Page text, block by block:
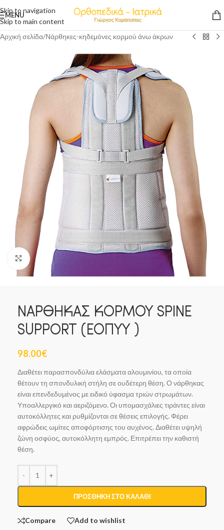
Skip to navigation
Skip to main content
MENU
Αρχική σελίδα/Νάρθηκες-κηδεμόνες κορμού άνω άκρων
Click to enlarge
ΝΑΡΘΗΚΑΣ ΚΟΡΜΟΥ SPINE
SUPPORT (ΕΟΠΥΥ )
98.00€
Διαθέτει παρασπονδύλια ελάσματα αλουμινίου, τα οποία
θέτουν τη σπονδυλική στήλη σε ουδέτερη θέση. Ο νάρθηκας
είναι επενδεδυμένος με ειδικό ύφασμα τριών στρωμάτων.
Υποαλλεργικό και αεριζόμενο. Οι υπομασχάλιες τιράντες είναι
αυτοκόλλητες και ρυθμίζονται σε θέσεις επιλογής. Φέρει
αφρώδεις ωμίτες αποφόρτισης του αυχένος. Διαθέτει υψηλή
ζώνη οσφύος, αυτοκόλλητη εμπρός. Επιτρέπει την καθιστή
θέση.
ΠΡΟΣΘΉΚΗ ΣΤΟ ΚΑΛΆΘΙ
Compare Add to wishlist